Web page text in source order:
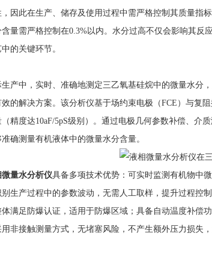
因此在生产、储存及使用过程中需严格控制其质量指
量需严格控制在0.3%以内。水分过高不仅会影响其
的关键环节。
产中，实时、准确地测定三乙氧基硅烷中的微量水分
的解决方案。该分析仪基于场约束电极（FCE）与复
精度达10aF/5pS级别）。通过电极几何参数补偿、介
确测量有机液体中的微量水分含量。
微量水分析仪具备多项技术优势：可实时监测有机物中
生产过程中的参数波动，无需人工取样，提升过程控
满足防爆认证，适用于防爆区域；具备自动温度补偿
非接触测量方式，无堵塞风险，不产生额外压力损失